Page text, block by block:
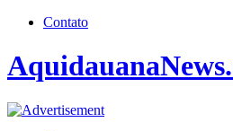
Contato